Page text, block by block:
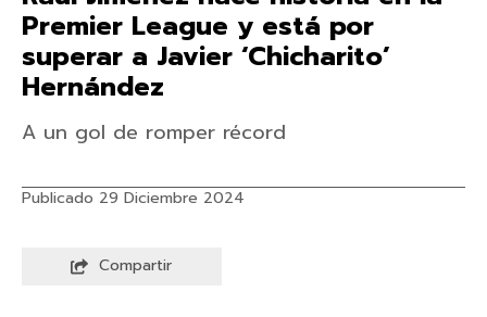
Premier League y está por
superar a Javier ‘Chicharito’
Hernández
A un gol de romper récord
Publicado 29 Diciembre 2024
Compartir